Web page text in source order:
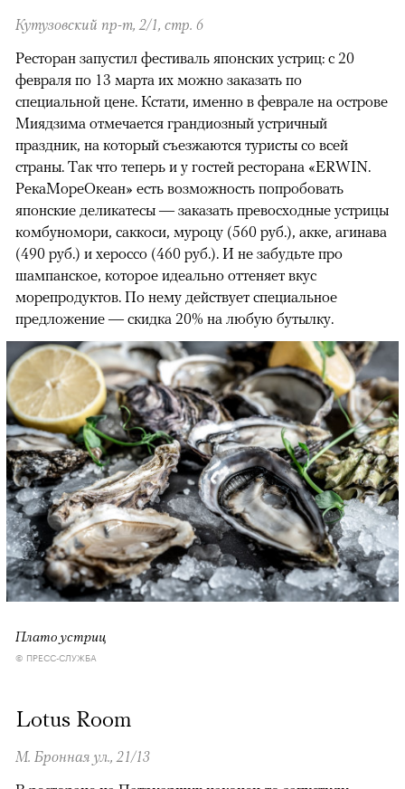
Кутузовский пр-т, 2/1, стр. 6
Ресторан запустил фестиваль японских устриц: с 20
февраля по 13 марта их можно заказать по
специальной цене. Кстати, именно в феврале на острове
Миядзима отмечается грандиозный устричный
праздник, на который съезжаются туристы со всей
страны. Так что теперь и у гостей ресторана «ERWIN.
РекаМореОкеан» есть возможность попробовать
японские деликатесы — заказать превосходные устрицы
комбуномори, саккоси, муроцу (560 руб.), акке, агинава
(490 руб.) и хероссо (460 руб.). И не забудьте про
шампанское, которое идеально оттеняет вкус
морепродуктов. По нему действует специальное
предложение — скидка 20% на любую бутылку.
Плато устриц
© ПРЕСС-СЛУЖБА
Lotus Room
М. Бронная ул., 21/13